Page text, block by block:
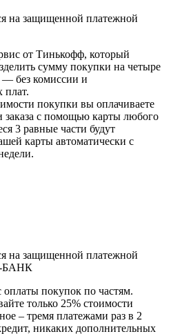
на защищенной платежной
от Тинькофф, который
сумму покупки на четыре
без комиссии и
плат.
покупки вы оплачиваете
с помощью карты любого
3 равные части будут
карты автоматически с
на защищенной платежной
БАНК
оплаты покупок по частям.
только 25% стоимости
– тремя платежами раз в 2
никаких дополнительных